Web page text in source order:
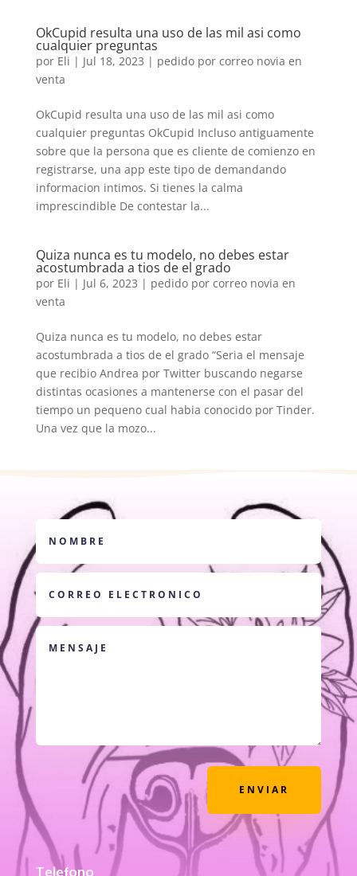
OkCupid resulta una uso de las mil asi­ como
cualquier preguntas
por Eli | Jul 18, 2023 | pedido por correo novia en
venta
OkCupid resulta una uso de las mil asi­ como
cualquier preguntas OkCupid Incluso antiguamente
sobre que la persona que es cliente de comienzo en
registrarse, una app este tipo de demandando
informacion intimos. Si tienes la calma
imprescindible De contestar la...
Quiza nunca es tu modelo, no debes estar
acostumbrada a tios de el grado
por Eli | Jul 6, 2023 | pedido por correo novia en
venta
Quiza nunca es tu modelo, no debes estar
acostumbrada a tios de el grado “Seri­a el mensaje
que recibio Andrea por Twitter buscando negarse
distintas ocasiones a mantenerse con el pasar del
tiempo un pequeno cual habia conocido por Tinder.
Una vez que la mozo...
ENVIAR
Telefono